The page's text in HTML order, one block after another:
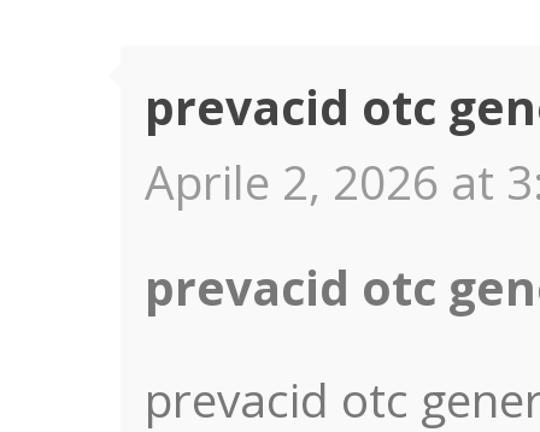
prevacid otc
Aprile 2, 2026 at
prevacid otc
prevacid otc